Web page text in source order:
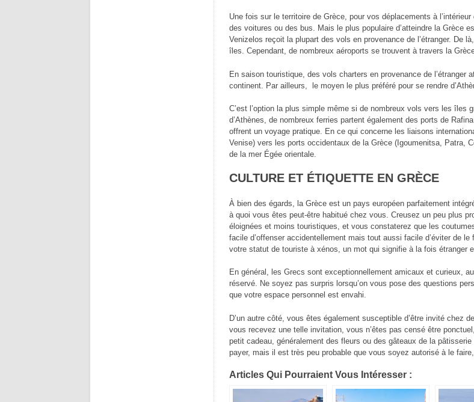
Une fois sur le territoire de Grèce, pour vos déplacements à
des voitures ou des bus. Mais le plus populaire d’atteindre la Grèce
Venizelos reçoit la plupart des vols en provenance de l’étranger. De
îles. Cependant, de nombreux aéroports se trouvent à travers la
En saison touristique, des vols charters en provenance de
continent. Par ailleurs, le moyen le plus préféré pour se rendre
C’est l’option la plus simple même si de nombreux vols vers les
d’Athènes, de nombreux ferries partent également des ports de
offrent un voyage pratique. En ce qui concerne les liaisons
Venise) vers les ports occidentaux de la Grèce (Igoumenitsa, Patra,
de la mer Égée orientale.
CULTURE ET ÉTIQUETTE EN GRÈCE
À bien des égards, la Grèce est un pays européen parfaitement
à quoi vous êtes peut-être habitué chez vous. Creusez un peu plus
éloignées et moins touristiques, et vous constaterez que les
facile d’offenser accidentellement mais tout aussi facile d’éviter de
votre statut de touriste à xénos, un mot qui signifie à la fois étranger
En général, les Grecs sont exceptionnellement amicaux et curieux,
réservé. Ne soyez pas surpris lorsqu’on vous pose des questions
que votre espace personnel est envahi.
D’un autre côté, vous êtes également susceptible d’être invité chez
vous recevez une telle invitation, vous n’êtes pas censé être
petit cadeau, généralement des fleurs ou des gâteaux de la
payer, mais il est très peu probable que vous soyez autorisé à le
Articles Qui Pourraient Vous Intéresser :